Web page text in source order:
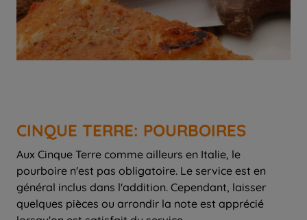
CINQUE TERRE: POURBOIRES
Aux Cinque Terre comme ailleurs en Italie, le
pourboire n'est pas obligatoire. Le service est en
général inclus dans l'addition. Cependant, laisser
quelques pièces ou arrondir la note est apprécié